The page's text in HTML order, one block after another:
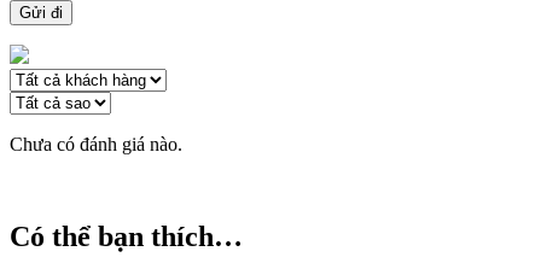
Chưa có đánh giá nào.
Có thể bạn thích…